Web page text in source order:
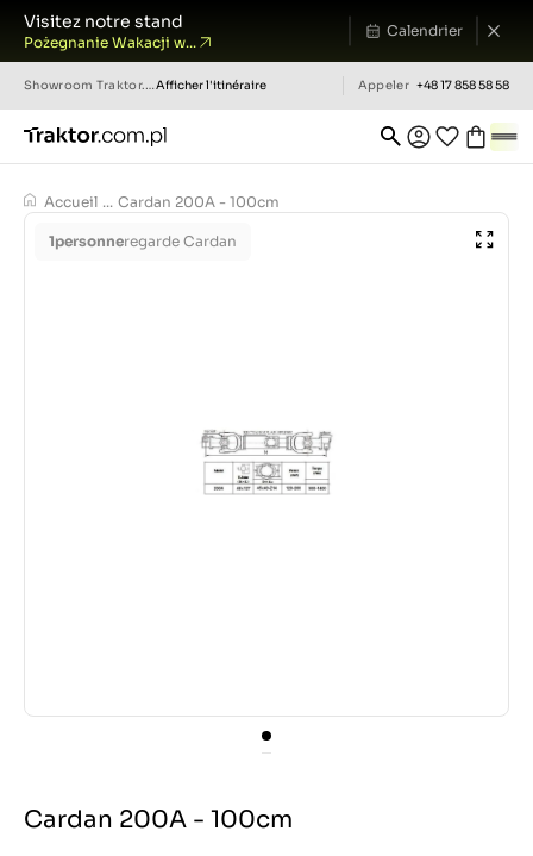
Visitez notre stand
Pożegnanie Wakacji w...
Calendrier
Showroom Traktor.com.pl Afficher l'itinéraire Appeler +48 17 858 58 58
Accueil ... Cardan 200A - 100cm
1personneregarde Cardan
Cardan 200A - 100cm